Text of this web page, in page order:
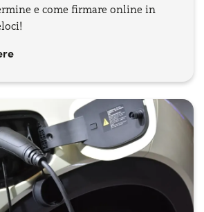
e come firmare online in